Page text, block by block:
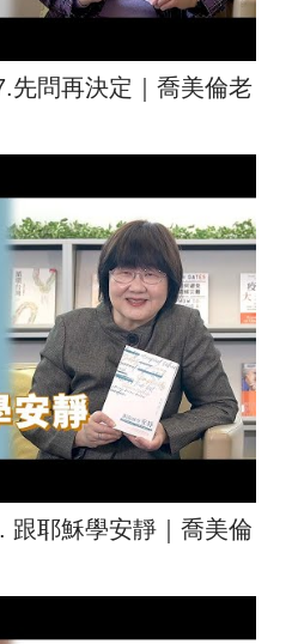
先問再決定｜喬美倫老
跟耶穌學安靜｜喬美倫